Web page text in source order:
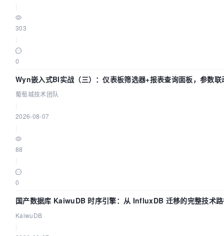
303
0
Wyn嵌入式BI实战（三）：仪表板筛选器+报表查询面板，参数联
葡萄城技术团队
2026-08-07
88
0
国产数据库 KaiwuDB 时序引擎：从 InfluxDB 迁移的完整技术
KaiwuDB